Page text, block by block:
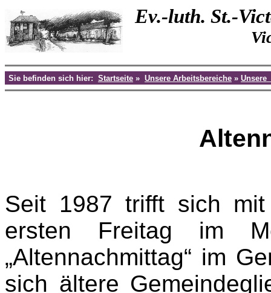
Ev.-luth. St.-
Sie befinden sich hier: Startseite » Unsere Arbeitsbereiche » Unsere
Seit 1987 trifft sich
ersten Freitag im
„Altennachmittag“ im
sich ältere